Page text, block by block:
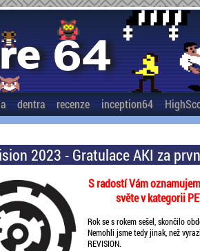
dentra recenze inception64
2023 - Gratulace AKI za
S radostí Vám
světe v kategorii
Rok se s rokem sešel, skončilo
Nemohli jsme tedy jinak, než
REVISION.